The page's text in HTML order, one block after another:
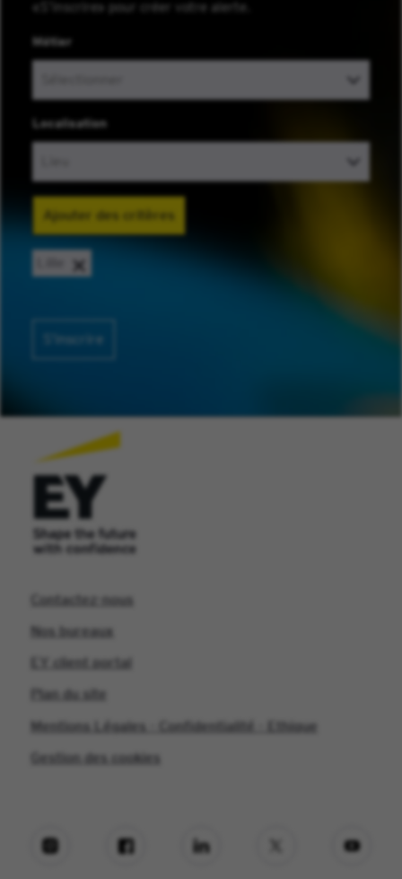
«S’inscrire» pour créer votre alerte.
Métier
Localisation
Ajouter des critères
S’inscrire
Contactez-nous
Nos bureaux
EY client portal
Plan du site
Mentions Légales - Confidentialité - Ethique
Gestion des cookies